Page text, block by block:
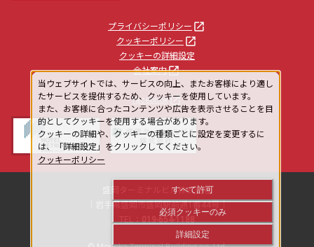
プライバシーポリシー launch
クッキーポリシー launch
クッキーの詳細設定
会社案内launch
facebooklaunch
盛岡ターミナルビル株式会社
｜岩手県盛岡市盛岡駅前通1番44号｜
TEL：019-654-1188
当ウェブサイトでは、サービスの向上、またお客様により適し
たサービスを提供するため、クッキーを使用しています。
また、お客様に合ったコンテンツや広告を表示させることを目
的としてクッキーを使用する場合があります。
クッキーの詳細や、クッキーの種類ごとに設定を変更するに
は、「詳細設定」をクリックしてください。
クッキーポリシー
すべて許可
必須クッキーのみ
詳細設定